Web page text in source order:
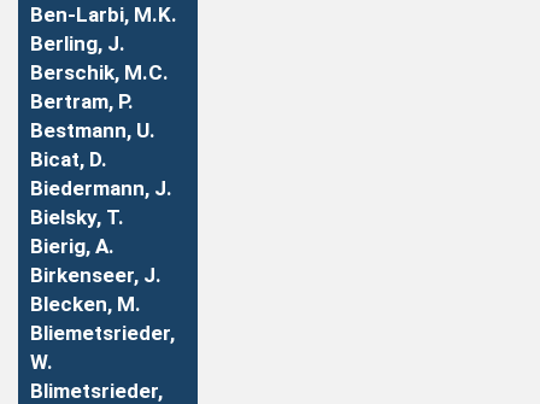
Ben-Larbi, M.K.
Berling, J.
Berschik, M.C.
Bertram, P.
Bestmann, U.
Bicat, D.
Biedermann, J.
Bielsky, T.
Bierig, A.
Birkenseer, J.
Blecken, M.
Bliemetsrieder,
W.
Blimetsrieder,